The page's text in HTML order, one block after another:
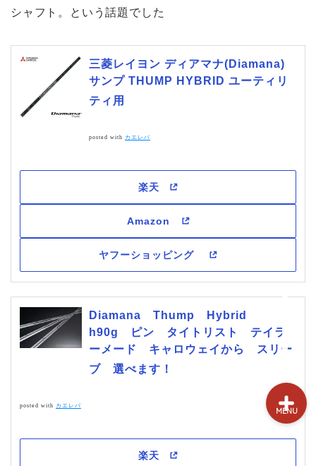
シャフト。という話題でした
三菱レイヨン ディアマナ(Diamana)
サンプ THUMP HYBRID ユーティリ
ティ用
posted with カエレバ
Diamana Thump Hybrid
h90g ピン タイトリスト テイラ
ーメード キャロウェイから スリー
ブ 選べます！
posted with カエレバ
MENU
クラブ選び(ランキング)
新製品情報
GPSゴルフナビ
ゴルフショップ